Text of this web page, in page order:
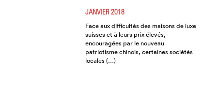
JANVIER 2018
Face aux difficultés des maisons de luxe
suisses et à leurs prix élevés,
encouragées par le nouveau
patriotisme chinois, certaines sociétés
locales (…)